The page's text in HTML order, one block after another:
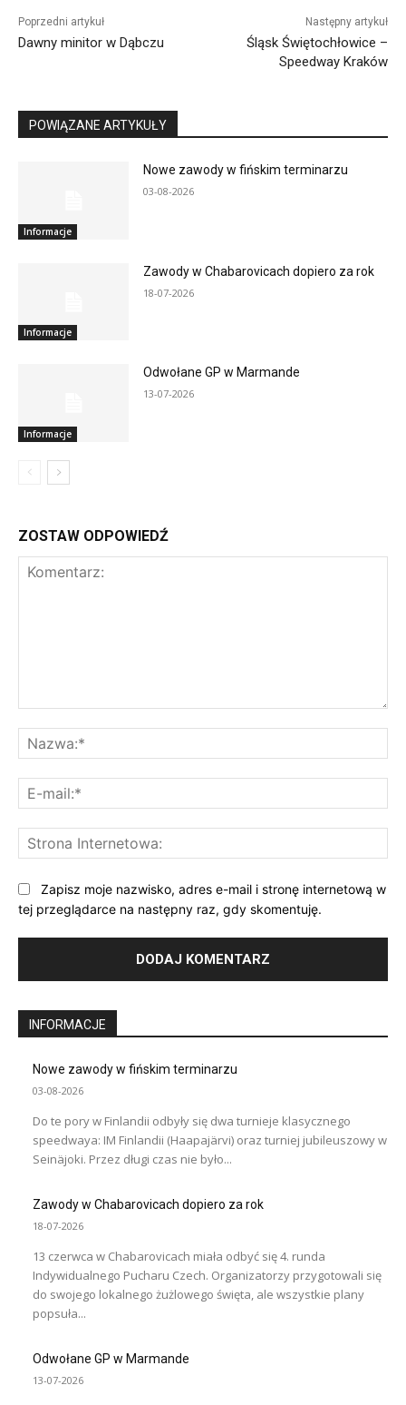
Poprzedni artykuł
Dawny minitor w Dąbczu
Następny artykuł
Śląsk Świętochłowice –
Speedway Kraków
POWIĄZANE ARTYKUŁY
Informacje
Nowe zawody w fińskim terminarzu
03-08-2026
Informacje
Zawody w Chabarovicach dopiero za rok
18-07-2026
Informacje
Odwołane GP w Marmande
13-07-2026
ZOSTAW ODPOWIEDŹ
Zapisz moje nazwisko, adres e-mail i stronę internetową w
tej przeglądarce na następny raz, gdy skomentuję.
INFORMACJE
Nowe zawody w fińskim terminarzu
03-08-2026
Do te pory w Finlandii odbyły się dwa turnieje klasycznego
speedwaya: IM Finlandii (Haapajärvi) oraz turniej jubileuszowy w
Seinäjoki. Przez długi czas nie było...
Zawody w Chabarovicach dopiero za rok
18-07-2026
13 czerwca w Chabarovicach miała odbyć się 4. runda
Indywidualnego Pucharu Czech. Organizatorzy przygotowali się
do swojego lokalnego żużlowego święta, ale wszystkie plany
popsuła...
Odwołane GP w Marmande
13-07-2026